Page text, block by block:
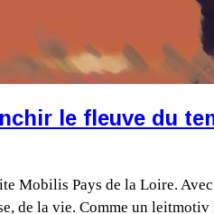
le fleuve du
Mobilis Pays de la Loire.
de la vie. Comme un